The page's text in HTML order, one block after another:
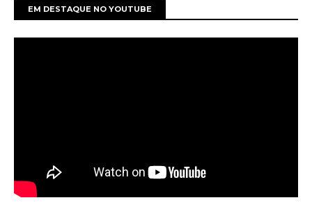
EM DESTAQUE NO YOUTUBE